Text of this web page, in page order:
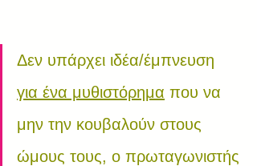
Δεν υπάρχει ιδέα/έμπνευση
για ένα μυθιστόρημα που να
μην την κουβαλούν στους
ώμους τους, ο πρωταγωνιστής